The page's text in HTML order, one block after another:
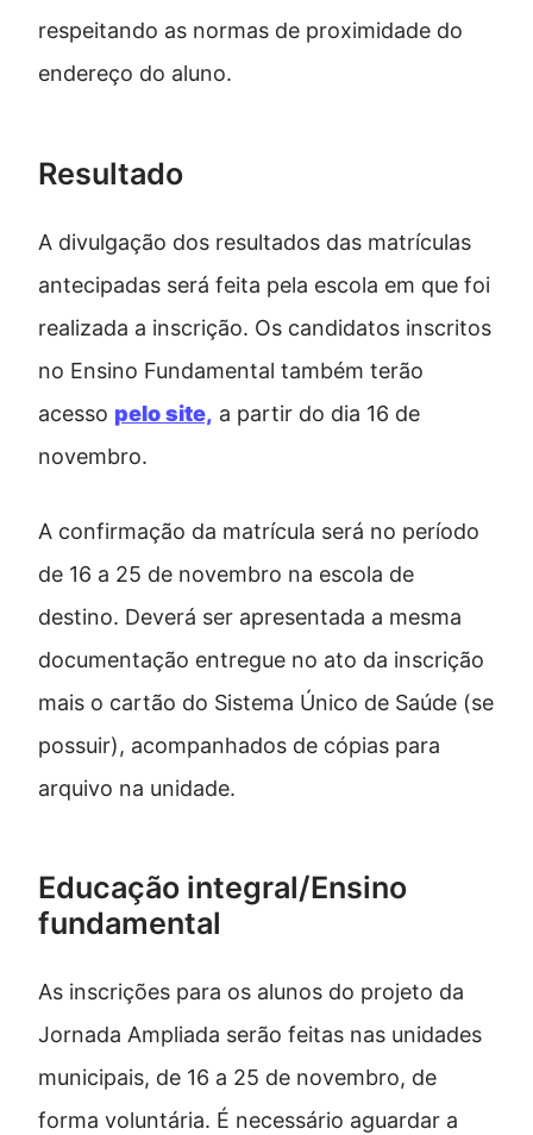
respeitando as normas de proximidade do
endereço do aluno.
Resultado
A divulgação dos resultados das matrículas
antecipadas será feita pela escola em que foi
realizada a inscrição. Os candidatos inscritos
no Ensino Fundamental também terão
acesso pelo site, a partir do dia 16 de
novembro.
A confirmação da matrícula será no período
de 16 a 25 de novembro na escola de
destino. Deverá ser apresentada a mesma
documentação entregue no ato da inscrição
mais o cartão do Sistema Único de Saúde (se
possuir), acompanhados de cópias para
arquivo na unidade.
Educação integral/Ensino
fundamental
As inscrições para os alunos do projeto da
Jornada Ampliada serão feitas nas unidades
municipais, de 16 a 25 de novembro, de
forma voluntária. É necessário aguardar a